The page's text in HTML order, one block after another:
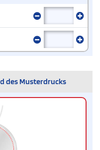
des Musterdrucks